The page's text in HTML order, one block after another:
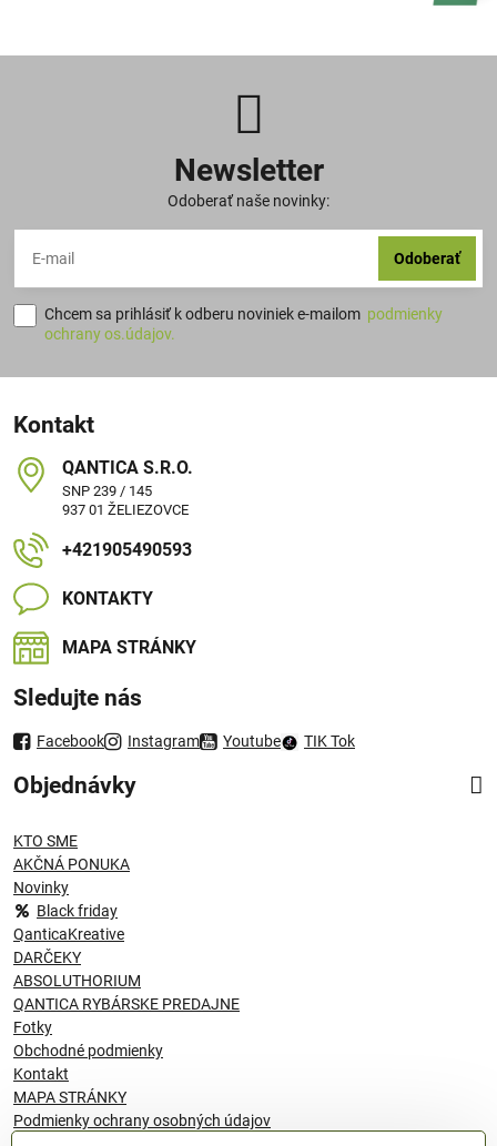
Newsletter
Odoberať naše novinky:
Odoberať
Chcem sa prihlásiť k odberu noviniek e-mailom podmienky
ochrany os.údajov.
Kontakt
QANTICA S​.R​.O​.
SNP 239 / 145
937 01 ŽELIEZOVCE
+421905490593
KONTAKTY
MAPA STRÁNKY
Sledujte nás
Facebook Instagram Youtube TIK Tok
Objednávky
KTO SME
AKČNÁ PONUKA
Novinky
Black friday
QanticaKreative
DARČEKY
ABSOLUTHORIUM
QANTICA RYBÁRSKE PREDAJNE
Fotky
Obchodné podmienky
Kontakt
MAPA STRÁNKY
Podmienky ochrany osobných údajov